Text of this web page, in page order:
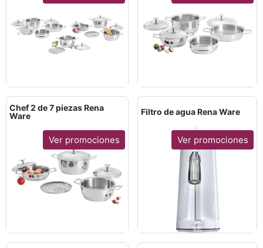
Chef 2 de 7 piezas Rena
Ware
Ver promociones
Filtro de agua Rena Ware
Ver promociones